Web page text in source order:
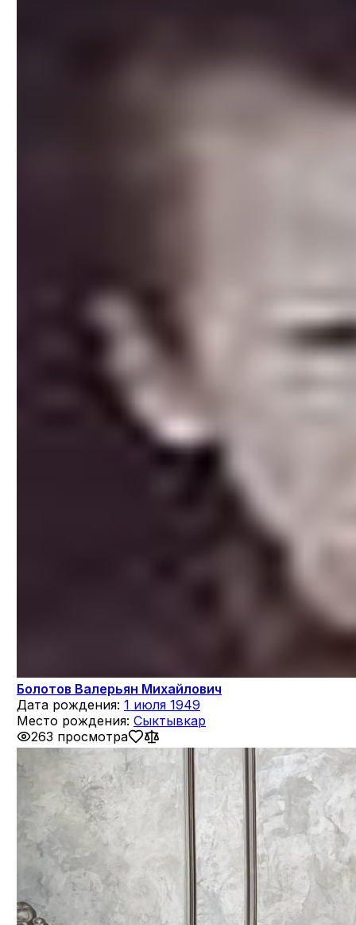
Болотов Валерьян Михайлович
Дата рождения: 1 июля 1949
Место рождения: Сыктывкар
263 просмотра